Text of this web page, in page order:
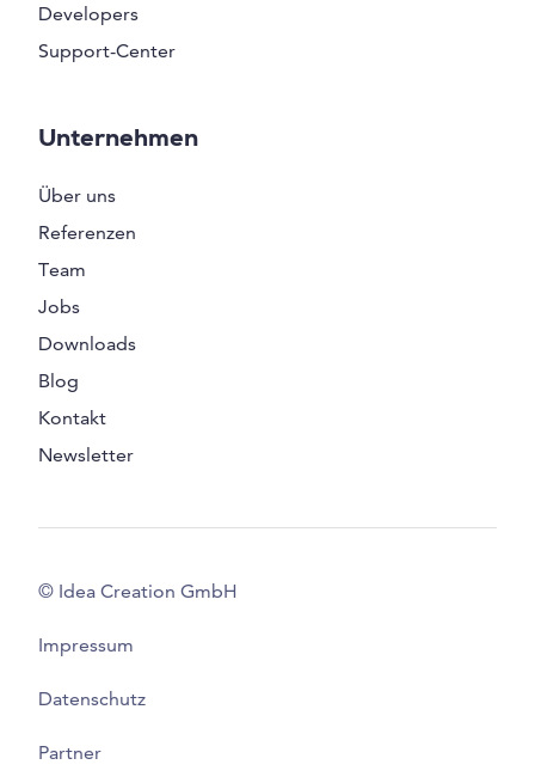
Developers
Support-Center
Unternehmen
Über uns
Referenzen
Team
Jobs
Downloads
Blog
Kontakt
Newsletter
© Idea Creation GmbH
Impressum
Datenschutz
Partner